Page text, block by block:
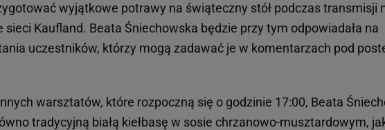
wyjątkowe potrawy na świąteczny stół podczas transmisji
sieci Kaufland. Beata Śniechowska będzie przy tym odpowiadała na
uczestników, którzy mogą zadawać je w komentarzach pod
warsztatów, które rozpoczną się o godzinie 17:00, Beata
tradycyjną białą kiełbasę w sosie chrzanowo-musztardowym,